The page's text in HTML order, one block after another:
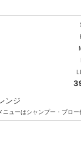
ンジ
ューはシャンプー・ブロー